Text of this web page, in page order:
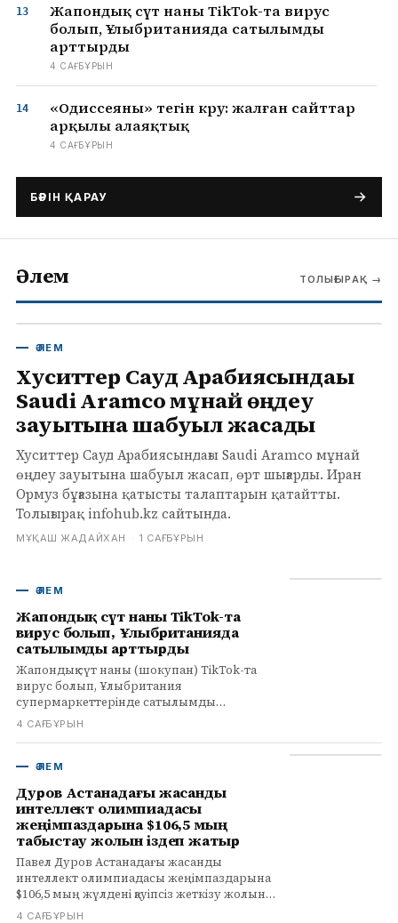
Жапондық сүт наны TikTok-та вирус
болып, Ұлыбританияда сатылымды
арттырды
4 САҒ БҰРЫН
«Одиссеяны» тегін көру: жалған сайттар
арқылы алаяқтық
4 САҒ БҰРЫН
БӘРІН ҚАРАУ
Әлем ТОЛЫҒЫРАҚ →
ӘЛЕМ
Хуситтер Сауд Арабиясындағы
Saudi Aramco мұнай өңдеу
зауытына шабуыл жасады
Хуситтер Сауд Арабиясындағы Saudi Aramco мұнай
өңдеу зауытына шабуыл жасап, өрт шығарды. Иран
Ормуз бұғазына қатысты талаптарын қатайтты.
Толығырақ infohub.kz сайтында.
МҰҚАШ ЖАДАЙХАН · 1 САҒ БҰРЫН
ӘЛЕМ
Жапондық сүт наны TikTok-та
вирус болып, Ұлыбританияда
сатылымды арттырды
Жапондық сүт наны (шокупан) TikTok-та
вирус болып, Ұлыбритания
супермаркеттерінде сатылымды
арттырды. Бұл үрдістің себептері мен
4 САҒ БҰРЫН
ӘЛЕМ
Дуров Астанадағы жасанды
интеллект олимпиадасы
жеңімпаздарына $106,5 мың
табыстау жолын іздеп жатыр
Павел Дуров Астанадағы жасанды
интеллект олимпиадасы жеңімпаздарына
$106,5 мың жүлдені қауіпсіз жеткізу жолын
іздеп жатыр. Ресейлік команда жеңді,
4 САҒ БҰРЫН